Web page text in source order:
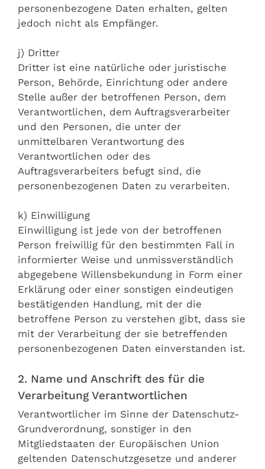
personenbezogene Daten erhalten, gelten
jedoch nicht als Empfänger.
j) Dritter
Dritter ist eine natürliche oder juristische
Person, Behörde, Einrichtung oder andere
Stelle außer der betroffenen Person, dem
Verantwortlichen, dem Auftragsverarbeiter
und den Personen, die unter der
unmittelbaren Verantwortung des
Verantwortlichen oder des
Auftragsverarbeiters befugt sind, die
personenbezogenen Daten zu verarbeiten.
k) Einwilligung
Einwilligung ist jede von der betroffenen
Person freiwillig für den bestimmten Fall in
informierter Weise und unmissverständlich
abgegebene Willensbekundung in Form einer
Erklärung oder einer sonstigen eindeutigen
bestätigenden Handlung, mit der die
betroffene Person zu verstehen gibt, dass sie
mit der Verarbeitung der sie betreffenden
personenbezogenen Daten einverstanden ist.
2. Name und Anschrift des für die
Verarbeitung Verantwortlichen
Verantwortlicher im Sinne der Datenschutz-
Grundverordnung, sonstiger in den
Mitgliedstaaten der Europäischen Union
geltenden Datenschutzgesetze und anderer